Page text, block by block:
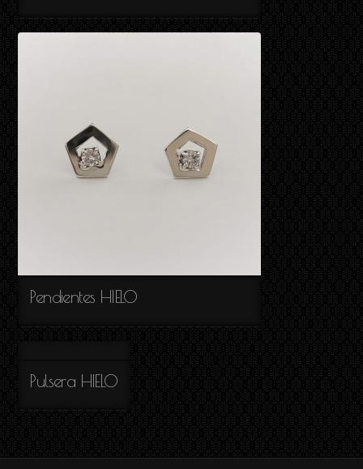
Pendientes HIELO
Pulsera HIELO